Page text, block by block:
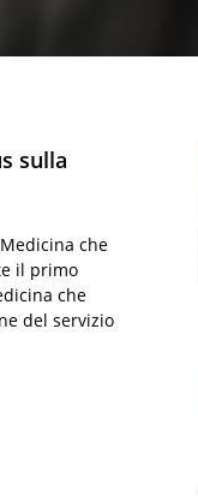
sulla
che
il primo
che
del servizio